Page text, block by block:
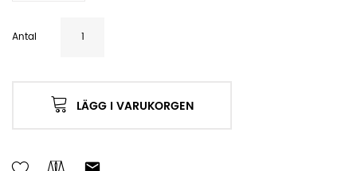
Antal
LÄGG I VARUKORGEN